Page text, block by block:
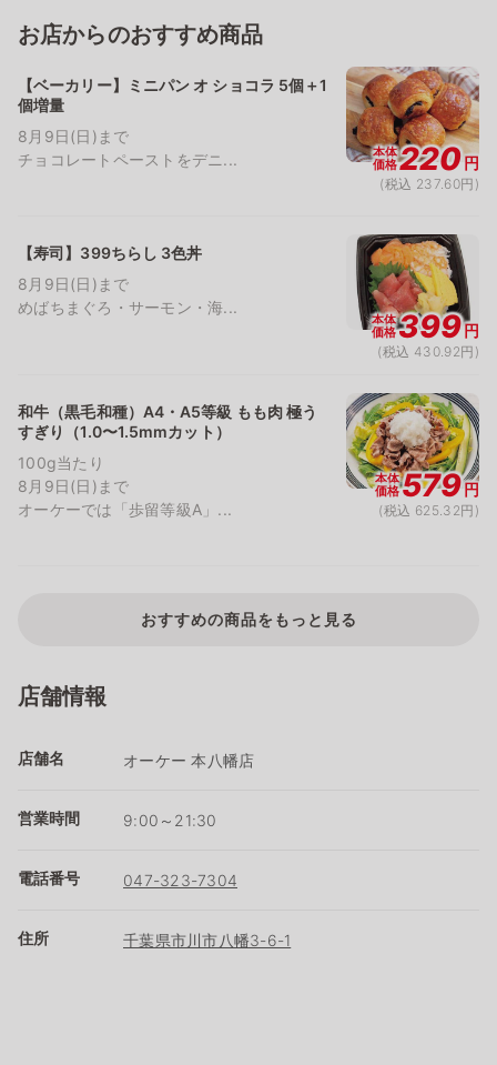
お店からのおすすめ商品
【ベーカリー】ミニパン オ ショコラ 5個＋1
個増量
8月9日(日)まで
チョコレートペーストをデニ...
本体
価格220円
(税込 237.60円)
【寿司】399ちらし 3色丼
8月9日(日)まで
めばちまぐろ・サーモン・海...
本体
価格399円
(税込 430.92円)
和牛（黒毛和種）A4・A5等級 もも肉 極う
すぎり（1.0〜1.5mmカット）
100g当たり
8月9日(日)まで
オーケーでは「歩留等級A」...
本体
価格579円
(税込 625.32円)
おすすめの商品をもっと見る
店舗情報
店舗名 オーケー 本八幡店
営業時間 9:00～21:30
電話番号 047-323-7304
住所 千葉県市川市八幡3-6-1